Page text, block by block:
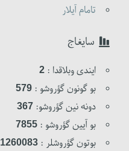
تامام آیلار
سایغاج
ایندی وبلاقدا : 2
بو گونون گؤروشو : 579
دونه نین گؤروشو: 367
بو آیین گؤروشو : 7855
بوتون گؤروشلر : 1260083